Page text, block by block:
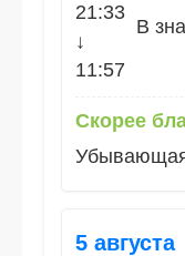
21:33
↓
11:57
В
Скорее
5 августа